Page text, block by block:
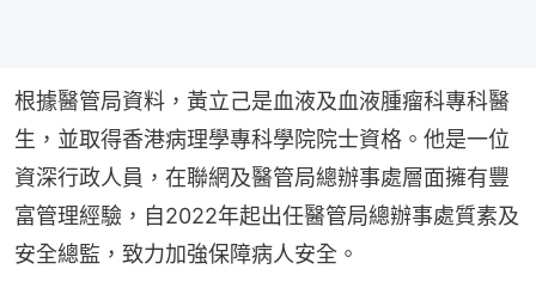
根據醫管局資料，黃立己是血液及血液腫瘤科專科醫
生，並取得香港病理學專科學院院士資格。他是一位
資深行政人員，在聯網及醫管局總辦事處層面擁有豐
富管理經驗，自2022年起出任醫管局總辦事處質素及
安全總監，致力加強保障病人安全。